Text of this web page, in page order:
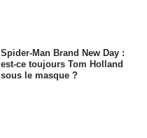
Spider-Man Brand New Day :
est-ce toujours Tom Holland
sous le masque ?